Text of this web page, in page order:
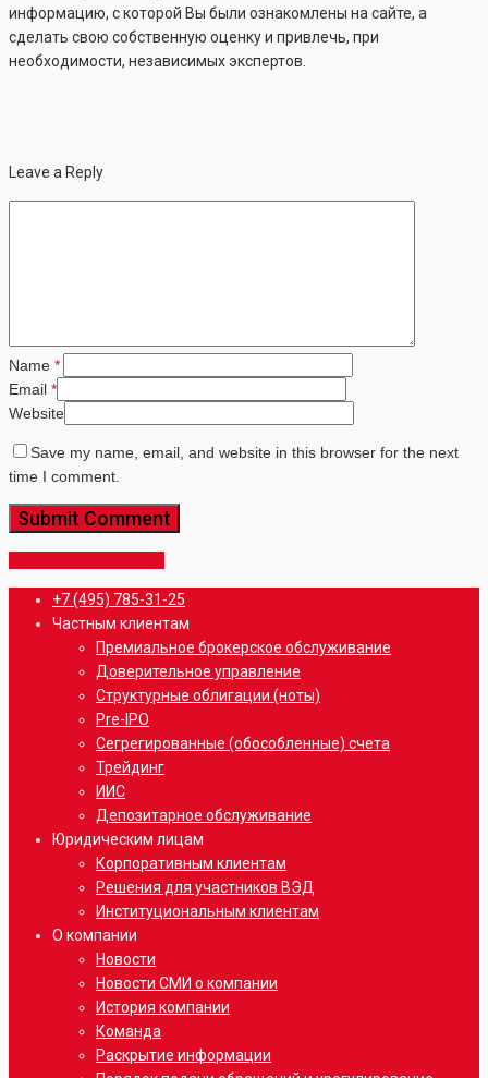
информацию, с которой Вы были ознакомлены на сайте, а
сделать свою собственную оценку и привлечь, при
необходимости, независимых экспертов.
Leave a Reply
Name *
Email *
Website
Save my name, email, and website in this browser for the next
time I comment.
Close
Menu
+7 (495) 785-31-25
Частным клиентам
Премиальное брокерское обслуживание
Доверительное управление
Структурные облигации (ноты)
Pre-IPO
Сегрегированные (обособленные) счета
Трейдинг
ИИС
Депозитарное обслуживание
Юридическим лицам
Корпоративным клиентам
Решения для участников ВЭД
Институциональным клиентам
О компании
Новости
Новости СМИ о компании
История компании
Команда
Раскрытие информации